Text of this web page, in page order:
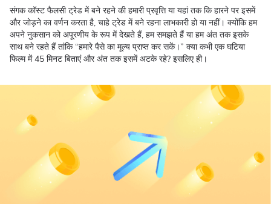
संगक कॉस्ट फैलसी ट्रेड में बने रहने की हमारी प्रवृत्ति या यहां तक ​​​​कि हारने पर इसमें
और जोड़ने का वर्णन करता है, चाहे ट्रेड में बने रहना लाभकारी हो या नहीं। क्योंकि हम
अपने नुकसान को अपूरणीय के रूप में देखते हैं, हम समझते हैं या हम अंत तक इसके
साथ बने रहते हैं तांकि “हमारे पैसे का मूल्य प्राप्त कर सकें।” क्या कभी एक घटिया
फिल्म में 45 मिनट बिताएं और अंत तक इसमें अटके रहे? इसलिए ही।